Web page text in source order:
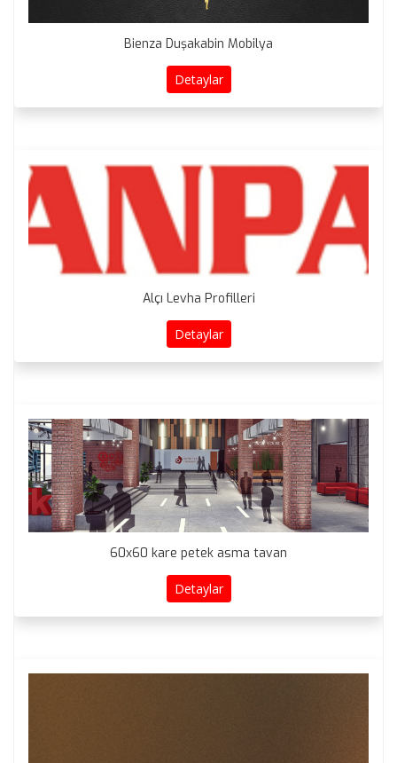
Bienza Duşakabin Mobilya
Detaylar
Alçı Levha Profilleri
Detaylar
60x60 kare petek asma tavan
Detaylar